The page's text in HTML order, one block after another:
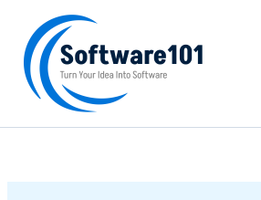
inhoud